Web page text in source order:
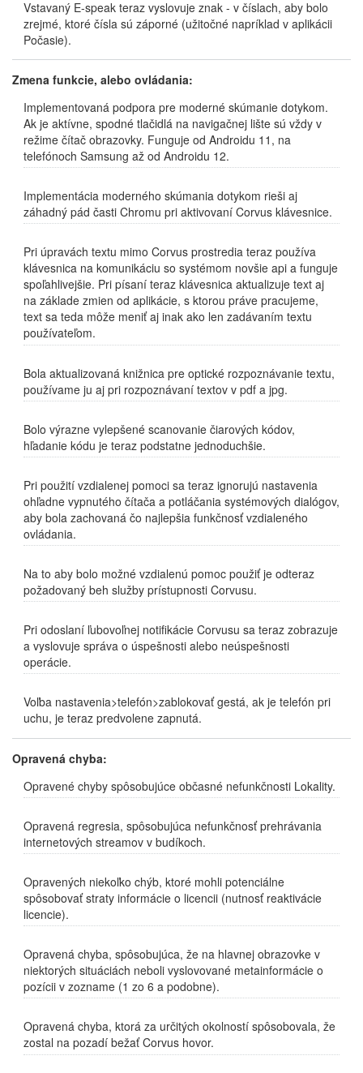
Vstavaný E-speak teraz vyslovuje znak - v číslach, aby bolo
zrejmé, ktoré čísla sú záporné (užitočné napríklad v aplikácii
Počasie).
Zmena funkcie, alebo ovládania:
Implementovaná podpora pre moderné skúmanie dotykom.
Ak je aktívne, spodné tlačidlá na navigačnej lište sú vždy v
režime čítač obrazovky. Funguje od Androidu 11, na
telefónoch Samsung až od Androidu 12.
Implementácia moderného skúmania dotykom rieši aj
záhadný pád časti Chromu pri aktivovaní Corvus klávesnice.
Pri úpravách textu mimo Corvus prostredia teraz používa
klávesnica na komunikáciu so systémom novšie api a funguje
spoľahlivejšie. Pri písaní teraz klávesnica aktualizuje text aj
na základe zmien od aplikácie, s ktorou práve pracujeme,
text sa teda môže meniť aj inak ako len zadávaním textu
používateľom.
Bola aktualizovaná knižnica pre optické rozpoznávanie textu,
používame ju aj pri rozpoznávaní textov v pdf a jpg.
Bolo výrazne vylepšené scanovanie čiarových kódov,
hľadanie kódu je teraz podstatne jednoduchšie.
Pri použití vzdialenej pomoci sa teraz ignorujú nastavenia
ohľadne vypnutého čítača a potláčania systémových dialógov,
aby bola zachovaná čo najlepšia funkčnosť vzdialeného
ovládania.
Na to aby bolo možné vzdialenú pomoc použiť je odteraz
požadovaný beh služby prístupnosti Corvusu.
Pri odoslaní ľubovoľnej notifikácie Corvusu sa teraz zobrazuje
a vyslovuje správa o úspešnosti alebo neúspešnosti
operácie.
Voľba nastavenia>telefón>zablokovať gestá, ak je telefón pri
uchu, je teraz predvolene zapnutá.
Opravená chyba:
Opravené chyby spôsobujúce občasné nefunkčnosti Lokality.
Opravená regresia, spôsobujúca nefunkčnosť prehrávania
internetových streamov v budíkoch.
Opravených niekoľko chýb, ktoré mohli potenciálne
spôsobovať straty informácie o licencii (nutnosť reaktivácie
licencie).
Opravená chyba, spôsobujúca, že na hlavnej obrazovke v
niektorých situáciách neboli vyslovované metainformácie o
pozícii v zozname (1 zo 6 a podobne).
Opravená chyba, ktorá za určitých okolností spôsobovala, že
zostal na pozadí bežať Corvus hovor.